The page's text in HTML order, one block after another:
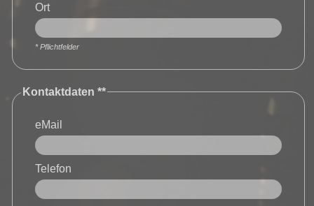
Ort
* Pflichtfelder
Kontaktdaten **
eMail
Telefon